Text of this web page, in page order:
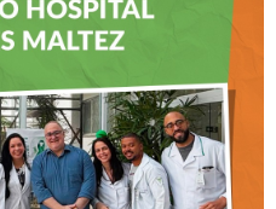
EDUCAÇÃO
AOS
DAS UTIs
ARISTIDES